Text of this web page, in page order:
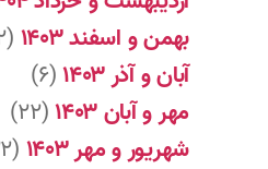
بهمن و اسفند ۱۴۰۳
(۲)
آبان و آذر ۱۴۰۳
(۶)
مهر و آبان ۱۴۰۳
(۲۲)
شهریور و مهر ۱۴۰۳
(۱۲۲)